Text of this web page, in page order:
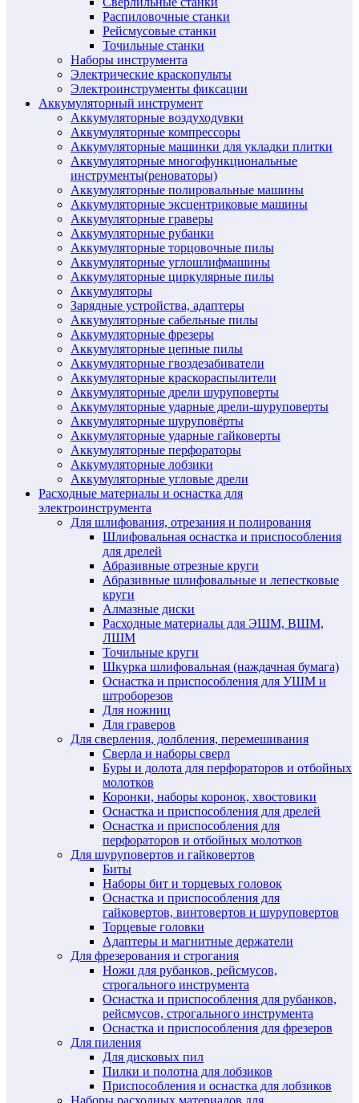
Распиловочные станки
Рейсмусовые станки
Точильные станки
Наборы инструмента
Электрические краскопульты
Электроинструменты фиксации
Аккумуляторный инструмент
Аккумуляторные воздуходувки
Аккумуляторные компрессоры
Аккумуляторные машинки для укладки плитки
Аккумуляторные многофункциональные
инструменты(реноваторы)
Аккумуляторные полировальные машины
Аккумуляторные эксцентриковые машины
Аккумуляторные граверы
Аккумуляторные рубанки
Аккумуляторные торцовочные пилы
Аккумуляторные углошлифмашины
Аккумуляторные циркулярные пилы
Аккумуляторы
Зарядные устройства, адаптеры
Аккумуляторные сабельные пилы
Аккумуляторные фрезеры
Аккумуляторные цепные пилы
Аккумуляторные гвоздезабиватели
Аккумуляторные краскораспылители
Аккумуляторные дрели шуруповерты
Аккумуляторные ударные дрели-шуруповерты
Аккумуляторные шуруповёрты
Аккумуляторные ударные гайковерты
Аккумуляторные перфораторы
Аккумуляторные лобзики
Аккумуляторные угловые дрели
Расходные материалы и оснастка для
электроинструмента
Для шлифования, отрезания и полирования
Шлифовальная оснастка и приспособления
для дрелей
Абразивные отрезные круги
Абразивные шлифовальные и лепестковые
круги
Алмазные диски
Расходные материалы для ЭШМ, ВШМ,
ЛШМ
Точильные круги
Шкурка шлифовальная (наждачная бумага)
Оснастка и приспособления для УШМ и
штроборезов
Для ножниц
Для граверов
Для сверления, долбления, перемешивания
Сверла и наборы сверл
Буры и долота для перфораторов и отбойных
молотков
Коронки, наборы коронок, хвостовики
Оснастка и приспособления для дрелей
Оснастка и приспособления для
перфораторов и отбойных молотков
Для шуруповертов и гайковертов
Биты
Наборы бит и торцевых головок
Оснастка и приспособления для
гайковертов, винтовертов и шуруповертов
Торцевые головки
Адаптеры и магнитные держатели
Для фрезерования и строгания
Ножи для рубанков, рейсмусов,
строгального инструмента
Оснастка и приспособления для рубанков,
рейсмусов, строгального инструмента
Оснастка и приспособления для фрезеров
Для пиления
Для дисковых пил
Пилки и полотна для лобзиков
Приспособления и оснастка для лобзиков